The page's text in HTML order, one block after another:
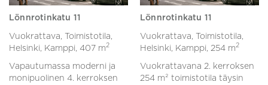
Lönnrotinkatu 11
Vuokrattava, Toimistotila,
Helsinki, Kamppi, 407 m2
Vapautumassa moderni ja
monipuolinen 4. kerroksen
Lönnrotinkatu 11
Vuokrattava, Toimistotila,
Helsinki, Kamppi, 254 m2
Vuokrattavana 2. kerroksen
254 m² toimistotila täysin